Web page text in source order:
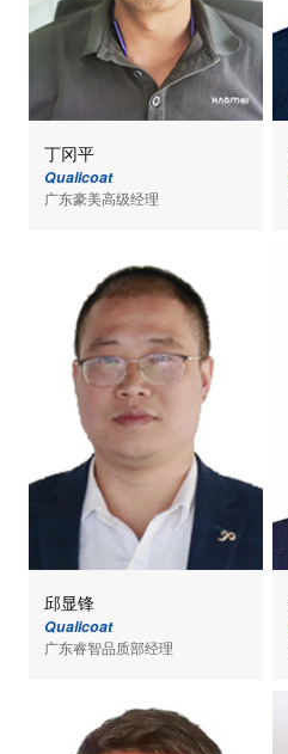
丁冈平
Qualicoat
广东豪美高级经理
邱显锋
Qualicoat
广东睿智品质部经理